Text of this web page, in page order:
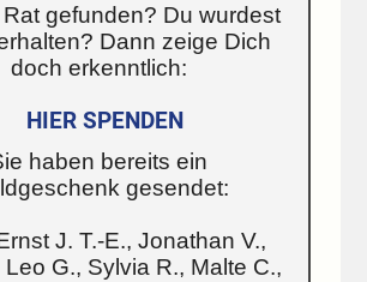
gefunden? Du wurdest
Dann zeige Dich
doch erkenntlich:
HIER SPENDEN
haben bereits ein
gesendet:
J. T.-E., Jonathan V.,
Leo G., Sylvia R., Malte C.,